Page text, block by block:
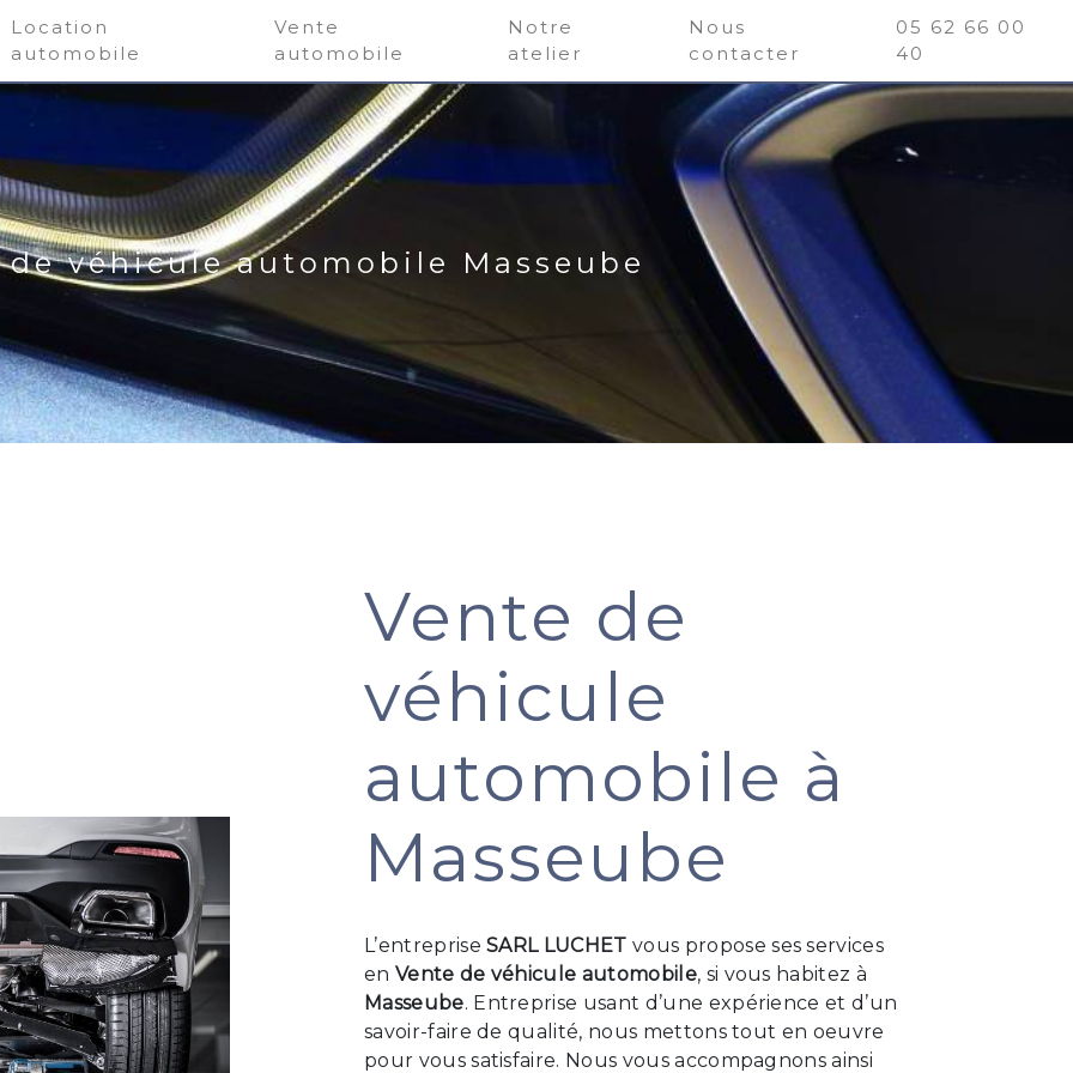
Location
automobile
Vente
automobile
Notre
atelier
Nous
contacter
05 62 66 00
40
de véhicule automobile Masseube
Vente de
véhicule
automobile à
Masseube
L’entrepriseSARL LUCHET vous propose ses services
en Vente de véhicule automobile, si vous habitez à
Masseube. Entreprise usant d’une expérience et d’un
savoir-faire de qualité, nous mettons tout en oeuvre
pour vous satisfaire. Nous vous accompagnons ainsi